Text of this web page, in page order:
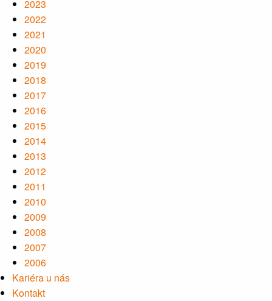
2023
2022
2021
2020
2019
2018
2017
2016
2015
2014
2013
2012
2011
2010
2009
2008
2007
2006
Kariéra u nás
Kontakt